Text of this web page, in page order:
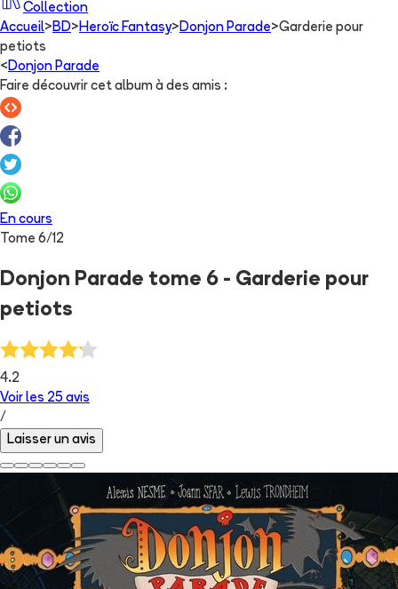
Collection
Accueil> BD> Heroïc Fantasy> Donjon Parade>Garderie pour
petiots
< Donjon Parade
Faire découvrir cet album à des amis :
En cours
Tome 6/12
Donjon Parade tome 6 - Garderie pour
petiots
4.2
Voir les 25 avis
/
Laisser un avis